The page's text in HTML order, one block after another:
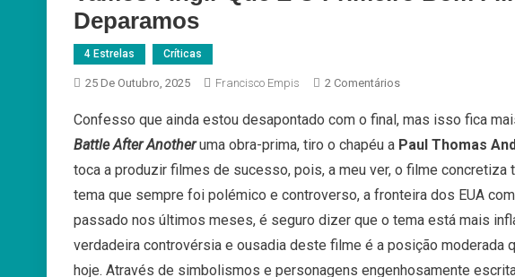
Deparamos
4 Estrelas Críticas
25 De Outubro, 2025 Francisco Empis 2 ComentáriosEm
Atrás
De
Batalha
E
Pertinente,
Mas
Confesso que ainda estou desapontado com o final, mas isso fica
Battle After Anotheruma obra-prima, tiro o chapéu a Paul Thomas
toca a produzir filmes de sucesso, pois, a meu ver, o filme concretiza
tema que sempre foi polémico e controverso, a fronteira dos EUA
passado nos últimos meses, é seguro dizer que o tema está mais
verdadeira controvérsia e ousadia deste filme é a posição moderada
hoje. Através de simbolismos e personagens engenhosamente